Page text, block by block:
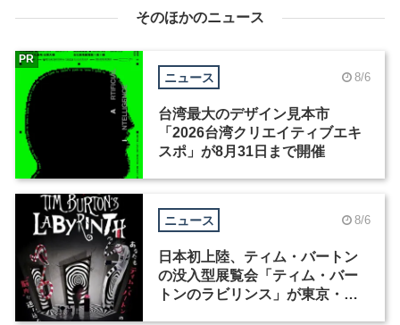
そのほかのニュース
ニュース 8/6
台湾最大のデザイン見本市
「2026台湾クリエイティブエキ
スポ」が8月31日まで開催
PR
ニュース 8/6
日本初上陸、ティム・バートン
の没入型展覧会「ティム・バー
トンのラビリンス」が東京・豊